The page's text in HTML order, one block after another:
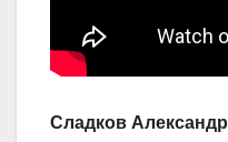
Сладков Александр